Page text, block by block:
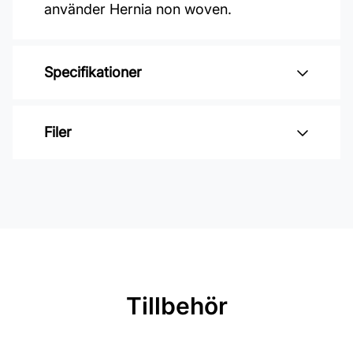
använder Hernia non woven.
Specifikationer
Varumärke: Midbec Tapeter
Mönsterrepetition: 53 cm
Filer
Tillbehör